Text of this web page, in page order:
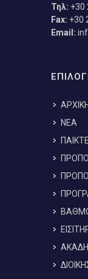
Τηλ: +30
Fax: +30
Email:
ΑΡΧΙΚΗ
ΝΕΑ